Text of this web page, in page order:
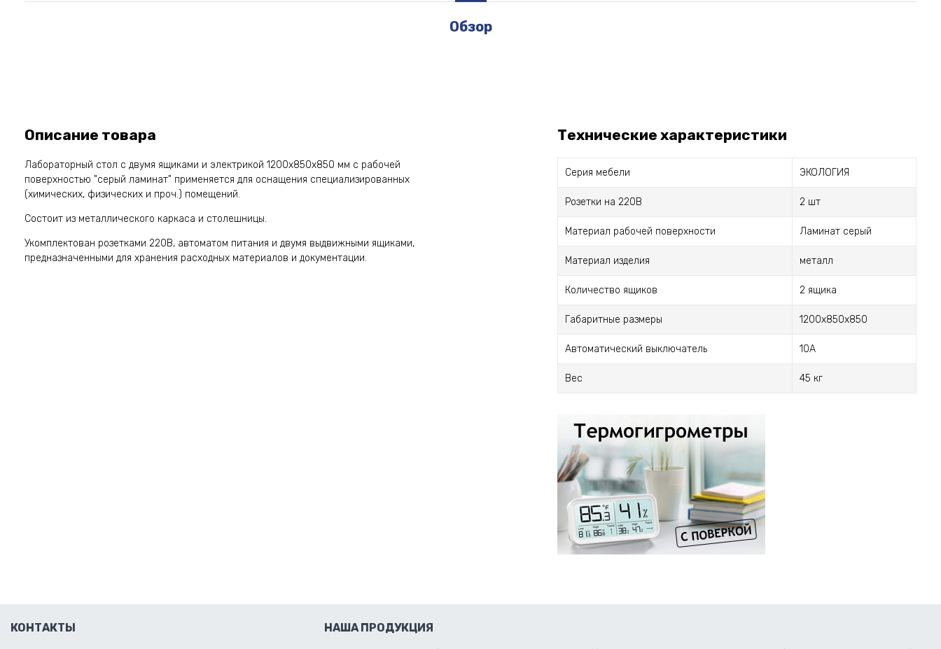
Обзор
Описание товара
Лабораторный стол с двумя ящиками и электрикой 1200х850х850 мм с рабочей
поверхностью "серый ламинат" применяется для оснащения специализированных
(химических, физических и проч.) помещений.
Состоит из металлического каркаса и столешницы.
Укомплектован розетками 220В, автоматом питания и двумя выдвижными ящиками,
предназначенными для хранения расходных материалов и документации.
Технические характеристики
Серия мебели ЭКОЛОГИЯ
Розетки на 220В 2 шт
Материал рабочей поверхности Ламинат серый
Материал изделия металл
Количество ящиков 2 ящика
Габаритные размеры 1200х850х850
Автоматический выключатель 10А
Вес 45 кг
КОНТАКТЫ НАША ПРОДУКЦИЯ